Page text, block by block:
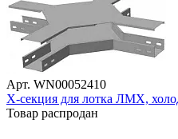
Арт. WN00052410
X-секция для лотка ЛМХ,
Товар распродан